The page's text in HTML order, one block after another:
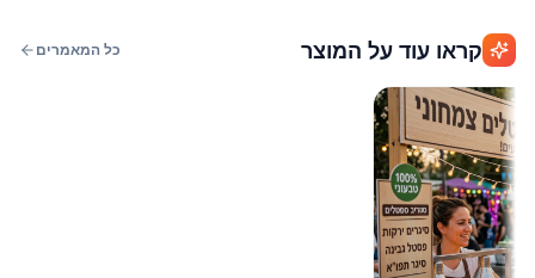
קראו עוד על המוצר כל המאמרים